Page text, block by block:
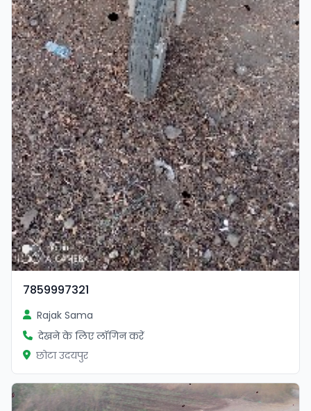
7859997321
Rajak Sama
देखने के लिए लॉगिन करें
छोटा उदयपुर